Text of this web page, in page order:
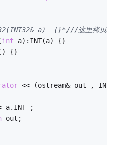
a)  {}*///这里拷贝构造函
int a):INT(a) {}
{}
<< (ostream& out , INT32 a)
a.INT ;
out;